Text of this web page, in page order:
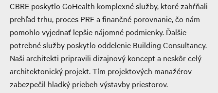
CBRE poskytlo GoHealth komplexné služby, ktoré zahŕňali
prehľad trhu, proces PRF a finančné porovnanie, čo nám
pomohlo vyjednať lepšie nájomné podmienky. Ďalšie
potrebné služby poskytlo oddelenie Building Consultancy.
Naši architekti pripravili dizajnový koncept a neskôr celý
architektonický projekt. Tím projektových manažérov
zabezpečil hladký priebeh výstavby priestorov.